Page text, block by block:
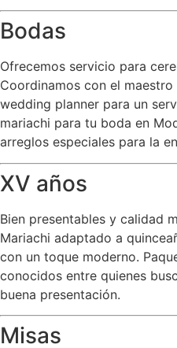
Bodas
Ofrecemos servicio para
Coordinamos con el
wedding planner para un
mariachi para tu boda en
arreglos especiales para la
XV años
Bien presentables y calidad
Mariachi adaptado a
con un toque moderno.
conocidos entre quienes
buena presentación.
Misas